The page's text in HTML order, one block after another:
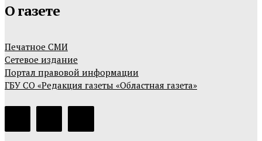
О газете
Печатное СМИ
Сетевое издание
Портал правовой информации
ГБУ СО «Редакция газеты «Областная газета»